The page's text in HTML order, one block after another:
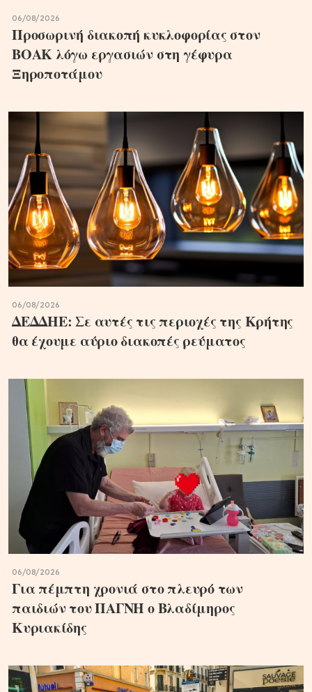
06/08/2026
Προσωρινή διακοπή κυκλοφορίας στον
ΒΟΑΚ λόγω εργασιών στη γέφυρα
Ξηροποτάμου
06/08/2026
ΔΕΔΔΗΕ: Σε αυτές τις περιοχές της Κρήτης
θα έχουμε αύριο διακοπές ρεύματος
06/08/2026
Για πέμπτη χρονιά στο πλευρό των
παιδιών του ΠΑΓΝΗ ο Βλαδίμηρος
Κυριακίδης